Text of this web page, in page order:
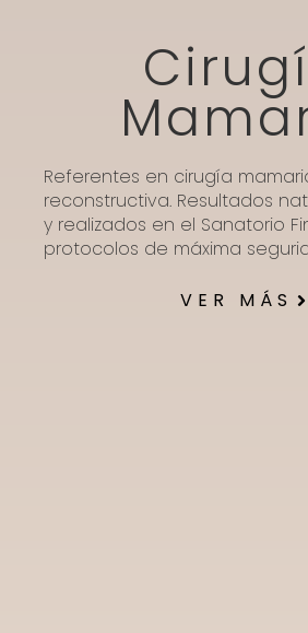
Referentes en cirugía
reconstructiva. Resultados
y realizados en el Sanatorio
protocolos de máxima
VER MÁS